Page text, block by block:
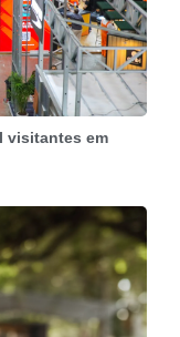
visitantes em